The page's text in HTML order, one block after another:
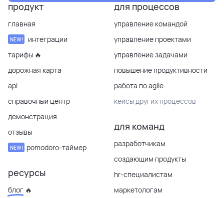
продукт
главная
NEW!
интеграции
тарифы 🔥
дорожная карта
api
справочный центр
демонстрация
отзывы
NEW! pomodoro-таймер
ресурсы
блог 🔥
для процессов
управление командой
управление проектами
управление задачами
повышение продуктивности
работа по agile
кейсы других процессов
для команд
разработчикам
создающим продукты
hr-специалистам
маркетологам